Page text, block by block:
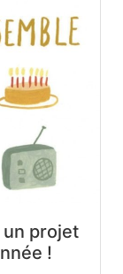
un projet
!